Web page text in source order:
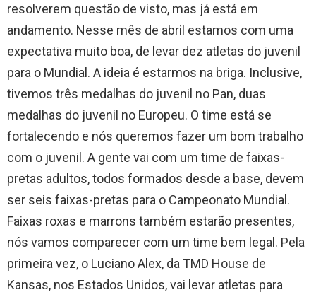
resolverem questão de visto, mas já está em
andamento. Nesse mês de abril estamos com uma
expectativa muito boa, de levar dez atletas do juvenil
para o Mundial. A ideia é estarmos na briga. Inclusive,
tivemos três medalhas do juvenil no Pan, duas
medalhas do juvenil no Europeu. O time está se
fortalecendo e nós queremos fazer um bom trabalho
com o juvenil. A gente vai com um time de faixas-
pretas adultos, todos formados desde a base, devem
ser seis faixas-pretas para o Campeonato Mundial.
Faixas roxas e marrons também estarão presentes,
nós vamos comparecer com um time bem legal. Pela
primeira vez, o Luciano Alex, da TMD House de
Kansas, nos Estados Unidos, vai levar atletas para